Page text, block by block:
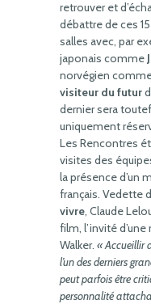
retrouver et
débattre de ces
salles avec, par
japonais comme
norvégien
visiteur du futur
dernier sera
uniquement
Les Rencontres
visites des
la présence d’un
français. Vedette
vivre, Claude
film, l’invité
Walker. « Accueillir
l’un des derniers
peut parfois être
personnalité